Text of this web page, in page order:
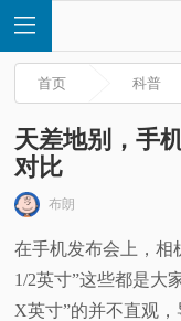
首
页
快
首页 科普
天差地别，手
对比
布朗
在手机发布会上，相
1/2英寸”这些都是大
X英寸”的并不直观